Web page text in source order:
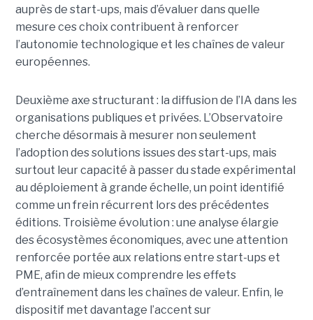
auprès de start-ups, mais d’évaluer dans quelle
mesure ces choix contribuent à renforcer
l’autonomie technologique et les chaînes de valeur
européennes.
Deuxième axe structurant : la diffusion de l’IA dans les
organisations publiques et privées. L’Observatoire
cherche désormais à mesurer non seulement
l’adoption des solutions issues des start-ups, mais
surtout leur capacité à passer du stade expérimental
au déploiement à grande échelle, un point identifié
comme un frein récurrent lors des précédentes
éditions. Troisième évolution : une analyse élargie
des écosystèmes économiques, avec une attention
renforcée portée aux relations entre start-ups et
PME, afin de mieux comprendre les effets
d’entraînement dans les chaînes de valeur. Enfin, le
dispositif met davantage l’accent sur